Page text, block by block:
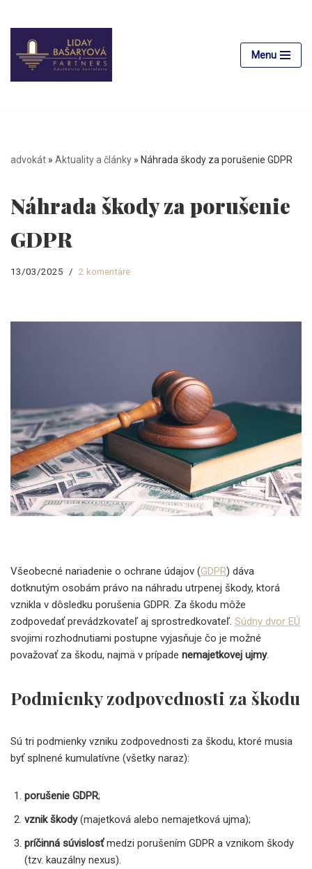
Preskočiť
na
obsah
Menu
advokát » Aktuality a články » Náhrada škody za porušenie GDPR
Náhrada škody za porušenie
GDPR
13/03/2025 2 komentáre
Všeobecné nariadenie o ochrane údajov (GDPR) dáva
dotknutým osobám právo na náhradu utrpenej škody, ktorá
vznikla v dôsledku porušenia GDPR. Za škodu môže
zodpovedať prevádzkovateľ aj sprostredkovateľ. Súdny dvor EÚ
svojimi rozhodnutiami postupne vyjasňuje čo je možné
považovať za škodu, najmä v prípade nemajetkovej ujmy.
Podmienky zodpovednosti za škodu
Sú tri podmienky vzniku zodpovednosti za škodu, ktoré musia
byť splnené kumulatívne (všetky naraz):
porušenie GDPR;
vznik škody(majetková alebo nemajetková ujma);
príčinná súvislosťmedzi porušením GDPR a vznikom škody
(tzv. kauzálny nexus).